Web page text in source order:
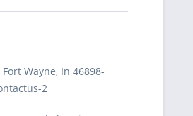
Wayne, In 46898-
2